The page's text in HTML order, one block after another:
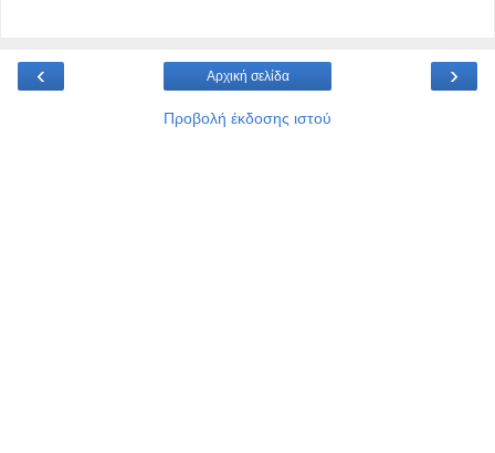
‹ ›
Αρχική σελίδα
Προβολή έκδοσης ιστού